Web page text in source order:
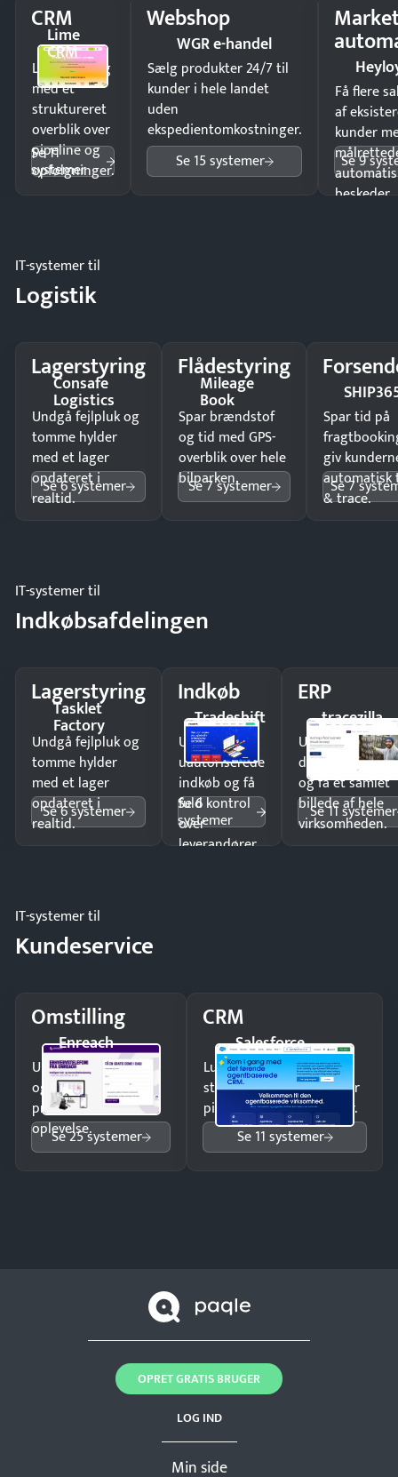
CRM
Lime
CRM
Luk flere salg
med et
struktureret
overblik over
pipeline og
opfølgninger.
Se 11
systemer
Webshop
WGR e-handel
Sælg produkter 24/7 til
kunder i hele landet
uden
ekspedientomkostninger.
Se 15 systemer
Få flere
af
kunder
beskeder.
Se 9
IT-systemer til
Logistik
Lagerstyring
Consafe
Logistics
Undgå fejlpluk og
tomme hylder
med et lager
opdateret i
realtid.
Se 6 systemer
Flådestyring
Mileage
Book
Spar brændstof
og tid med GPS-
overblik over hele
bilparken.
Se 7 systemer
Spar tid på
giv
automatisk
& trace.
Se 7
IT-systemer til
Indkøbsafdelingen
Lagerstyring
Tasklet
Factory
Undgå fejlpluk og
tomme hylder
med et lager
opdateret i
realtid.
Se 6 systemer
Indkøb
Tradeshift
Undgå
uautoriserede
indkøb og få
fuld kontrol
over
leverandører
Se 6
systemer
ERP
tracezilla
Undgå
og få ét samlet
billede af hele
virksomheden.
Se 11 systemer
IT-systemer til
Kundeservice
Omstilling
Enreach
Undgå tabte opkald
og giv kunderne en
professionel
oplevelse.
Se 25 systemer
CRM
Salesforce
Luk flere salg med et
struktureret overblik over
pipeline og opfølgninger.
Se 11 systemer
Min side
LOG IND
OPRET GRATIS BRUGER